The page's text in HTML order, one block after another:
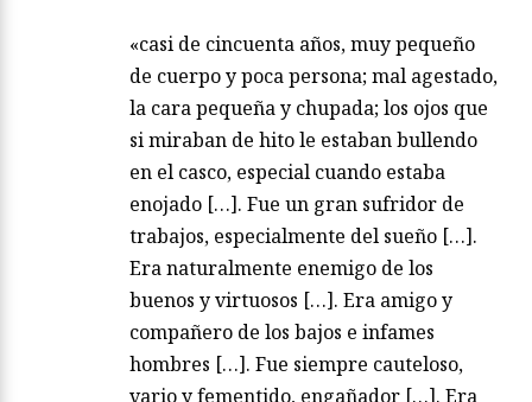
«casi de cincuenta años, muy pequeño
de cuerpo y poca persona; mal agestado,
la cara pequeña y chupada; los ojos que
si miraban de hito le estaban bullendo
en el casco, especial cuando estaba
enojado […]. Fue un gran sufridor de
trabajos, especialmente del sueño […].
Era naturalmente enemigo de los
buenos y virtuosos […]. Era amigo y
compañero de los bajos e infames
hombres […]. Fue siempre cauteloso,
vario y fementido, engañador […]. Era